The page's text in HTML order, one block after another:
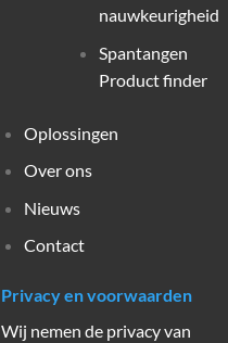
nauwkeurigheid
Spantangen
Product finder
Oplossingen
Over ons
Nieuws
Contact
Privacy en voorwaarden
Wij nemen de privacy van